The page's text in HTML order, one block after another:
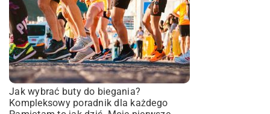
Jak wybrać buty do biegania?
Kompleksowy poradnik dla każdego